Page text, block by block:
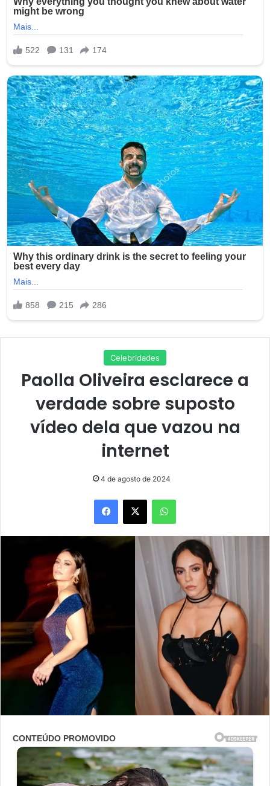
Celebridades
Paolla Oliveira esclarece a
verdade sobre suposto
vídeo dela que vazou na
internet
4 de agosto de 2024
Facebook
X WhatsApp